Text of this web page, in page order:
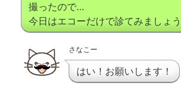
撮ったので…
今日はエコーだけで診てみましょう
さなこー
はい！お願いします！